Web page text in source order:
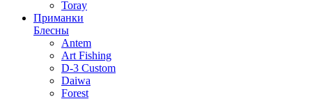
Toray
Приманки
Блесны
Antem
Art Fishing
D-3 Custom
Daiwa
Forest